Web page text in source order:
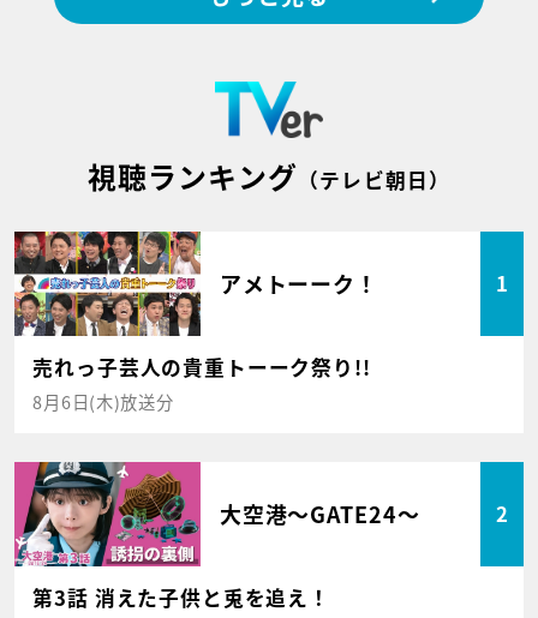
視聴ランキング （テレビ朝日）
アメトーーク！ 1
売れっ子芸人の貴重トーーク祭り!!
8月6日(木)放送分
大空港～GATE24～ 2
第3話 消えた子供と兎を追え！